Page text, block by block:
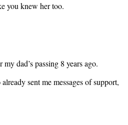
you knew her too.
dad’s passing 8 years ago.
sent me messages of support,